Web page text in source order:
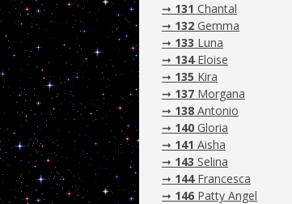
➞ 131 Chantal
➞ 132 Gemma
➞ 133 Luna
➞ 134Eloise
➞ 135 Kira
➞ 137 Morgana
➞ 138 Antonio
➞ 140 Gloria
➞ 141 Aisha
➞ 143 Selina
➞ 144Francesca
➞ 146 Patty Angel